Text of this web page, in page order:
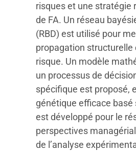
risques et une stratégie
de FA. Un réseau
(RBD) est utilisé pour
propagation structurelle
risque. Un modèle
un processus de
spécifique est proposé,
génétique efficace basé
est développé pour le
perspectives
de l’analyse